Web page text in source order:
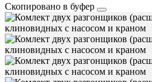
Скопировано в буфер